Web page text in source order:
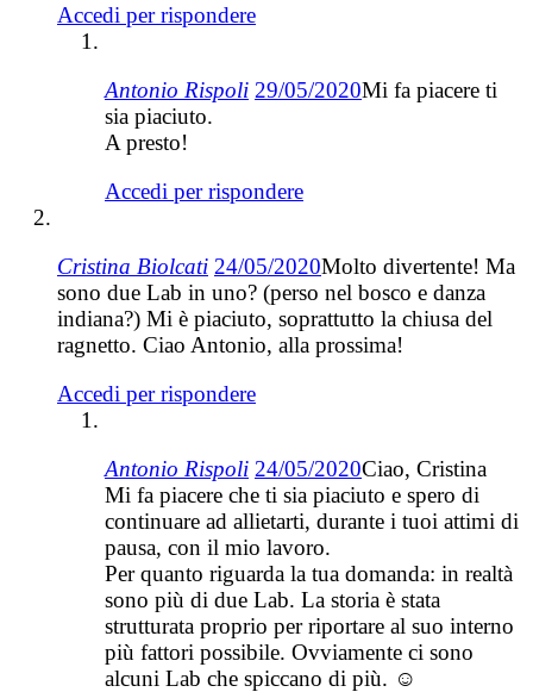
Accedi per rispondere
Antonio Rispoli 29/05/2020Mi fa piacere ti
sia piaciuto.
A presto!
Accedi per rispondere
Cristina Biolcati 24/05/2020Molto divertente! Ma
sono due Lab in uno? (perso nel bosco e danza
indiana?) Mi è piaciuto, soprattutto la chiusa del
ragnetto. Ciao Antonio, alla prossima!
Accedi per rispondere
Antonio Rispoli 24/05/2020Ciao, Cristina
Mi fa piacere che ti sia piaciuto e spero di
continuare ad allietarti, durante i tuoi attimi di
pausa, con il mio lavoro.
Per quanto riguarda la tua domanda: in realtà
sono più di due Lab. La storia è stata
strutturata proprio per riportare al suo interno
più fattori possibile. Ovviamente ci sono
alcuni Lab che spiccano di più. ☺